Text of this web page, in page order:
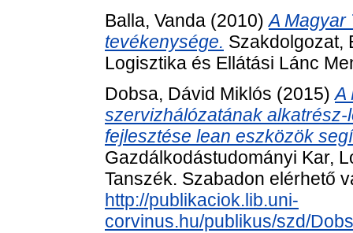
Balla, Vanda (2010)A Magyar
tevékenysége. Szakdolgozat,
Logisztika és Ellátási Lánc
Dobsa, Dávid Miklós (2015)A
szervizhálózatának
fejlesztése lean eszközök
Gazdálkodástudományi Kar,
Tanszék. Szabadon elérhető
http://publikaciok.lib.uni-
corvinus.hu/publikus/szd/